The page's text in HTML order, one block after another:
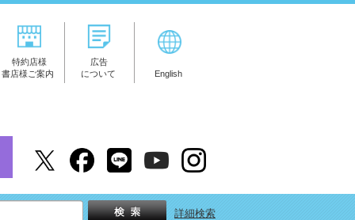
特約店様
書店様ご案内
広告
について
English
詳細検索